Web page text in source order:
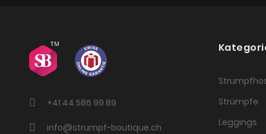
+41 44 586 99 89
info@strumpf-boutique.ch
Strümpfe
Leggings